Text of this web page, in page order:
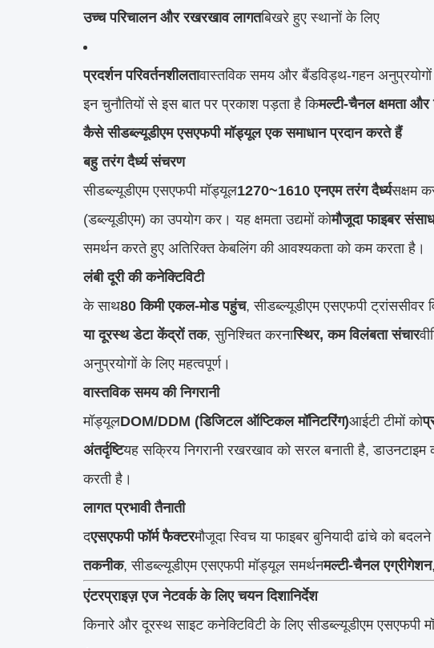
उच्च परिचालन और रखरखाव लागतबिखरे हुए स्थानों के लिए
प्रदर्शन परिवर्तनशीलतावास्तविक समय और बैंडविड्थ-गहन अनुप्रयोगों
इन चुनौतियों से इस बात पर प्रकाश पड़ता है किमल्टी-चैनल क्षमता
कैसे सीडब्ल्यूडीएम एसएफपी मॉड्यूल एक समाधान प्रदान करते हैं
बहु तरंग दैर्ध्य संचरण
सीडब्ल्यूडीएम एसएफपी मॉड्यूल1270~1610 एनएम तरंग दैर्ध्यसक्षम
(डब्ल्यूडीएम) का उपयोग कर। यह क्षमता उद्यमों कोमौजूदा फाइबर
समर्थन करते हुए अतिरिक्त केबलिंग की आवश्यकता को कम करता है।
लंबी दूरी की कनेक्टिविटी
के साथ80 किमी एकल-मोड पहुंच, सीडब्ल्यूडीएम एसएफपी
या दूरस्थ डेटा केंद्रों तक, सुनिश्चित करनास्थिर, कम विलंबता संचार
अनुप्रयोगों के लिए महत्वपूर्ण।
वास्तविक समय की निगरानी
मॉड्यूलDOM/DDM (डिजिटल ऑप्टिकल मॉनिटरिंग)आईटी टीमों को
अंतर्दृष्टियह सक्रिय निगरानी रखरखाव को सरल बनाती है,
करती है।
लागत प्रभावी तैनाती
दएसएफपी फॉर्म फैक्टरमौजूदा स्विच या फाइबर बुनियादी ढांचे को
तकनीक, सीडब्ल्यूडीएम एसएफपी मॉड्यूल समर्थनमल्टी-चैनल एग्रीगेशन
एंटरप्राइज़ एज नेटवर्क के लिए चयन दिशानिर्देश
किनारे और दूरस्थ साइट कनेक्टिविटी के लिए सीडब्ल्यूडीएम एसएफपी